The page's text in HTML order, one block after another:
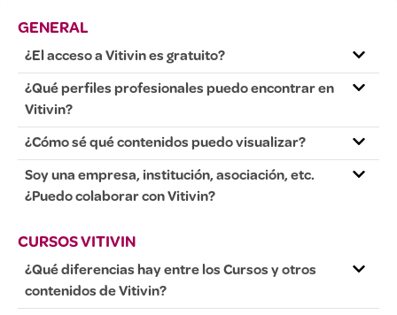
GENERAL
¿El acceso a Vitivin es gratuito?
¿Qué perfiles profesionales puedo encontrar en
Vitivin?
¿Cómo sé qué contenidos puedo visualizar?
Soy una empresa, institución, asociación, etc.
¿Puedo colaborar con Vitivin?
CURSOS VITIVIN
¿Qué diferencias hay entre los Cursos y otros
contenidos de Vitivin?